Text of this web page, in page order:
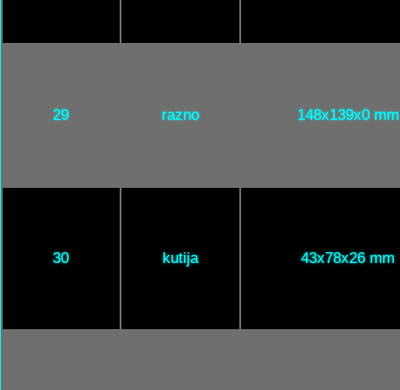
29 razno 148x139x0 mm
30 kutija 43x78x26 mm